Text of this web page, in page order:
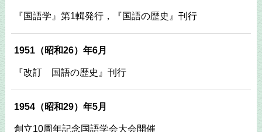
『国語学』第1輯発行，『国語の歴史』刊行
1951（昭和26）年6月
『改訂 国語の歴史』刊行
1954（昭和29）年5月
創立10周年記念国語学会大会開催